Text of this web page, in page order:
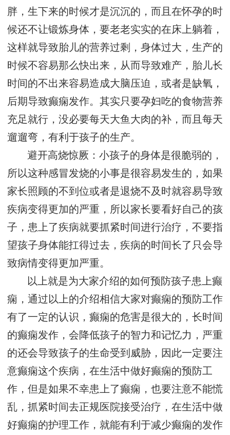
胖，生下来的时候才是沉沉的，而且在怀孕的时
候还不让锻炼身体，要老老实实的在床上躺着，
这样就导致胎儿的营养过剩，身体过大，生产的
时候不容易那么快出来，从而导致难产，胎儿长
时间的不出来容易造成大脑压迫，或者是缺氧，
后期导致癫痫发作。其实只要孕妇吃的食物营养
充足就行，没必要每天大鱼大肉的补，而且每天
遛遛弯，有利于孩子的生产。
避开高烧惊厥：小孩子的身体是很脆弱的，
所以这种感冒发烧的小事是很容易发生的，如果
家长照顾的不到位或者是退烧不及时就容易导致
疾病变得更加的严重，所以家长要看好自己的孩
子，患上了疾病就要抓紧时间进行治疗，不要指
望孩子身体能扛得过去，疾病的时间长了只会导
致病情变得更加严重。
以上就是为大家介绍的如何预防孩子患上癫
痫，通过以上的介绍相信大家对癫痫的预防工作
有了一定的认识，癫痫的危害是很大的，长时间
的癫痫发作，会降低孩子的智力和记忆力，严重
的还会导致孩子的生命受到威胁，因此一定要注
意癫痫这个疾病，在生活中做好癫痫的预防工
作，但是如果不幸患上了癫痫，也要注意不能慌
乱，抓紧时间去正规医院接受治疗，在生活中做
好癫痫的护理工作，就能有利于减少癫痫的发作